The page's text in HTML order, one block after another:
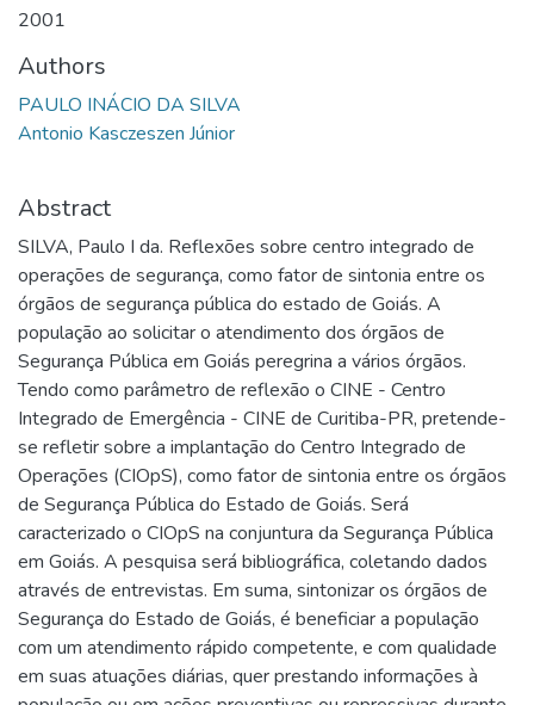
2001
Authors
PAULO INÁCIO DA SILVA
Antonio Kasczeszen Júnior
Abstract
SILVA, Paulo I da. Reflexões sobre centro integrado de
operações de segurança, como fator de sintonia entre os
órgãos de segurança pública do estado de Goiás. A
população ao solicitar o atendimento dos órgãos de
Segurança Pública em Goiás peregrina a vários órgãos.
Tendo como parâmetro de reflexão o CINE - Centro
Integrado de Emergência - CINE de Curitiba-PR, pretende-
se refletir sobre a implantação do Centro Integrado de
Operações (CIOpS), como fator de sintonia entre os órgãos
de Segurança Pública do Estado de Goiás. Será
caracterizado o CIOpS na conjuntura da Segurança Pública
em Goiás. A pesquisa será bibliográfica, coletando dados
através de entrevistas. Em suma, sintonizar os órgãos de
Segurança do Estado de Goiás, é beneficiar a população
com um atendimento rápido competente, e com qualidade
em suas atuações diárias, quer prestando informações à